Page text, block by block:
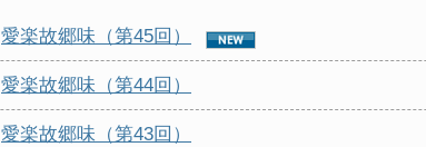
愛楽故郷味（第45回）
愛楽故郷味（第44回）
愛楽故郷味（第43回）